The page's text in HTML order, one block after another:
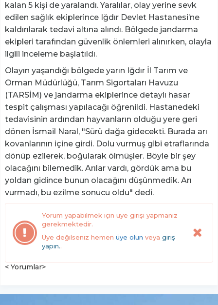
kalan 5 kişi de yaralandı. Yaralılar, olay yerine sevk
edilen sağlık ekiplerince Iğdır Devlet Hastanesi’ne
kaldırılarak tedavi altına alındı. Bölgede jandarma
ekipleri tarafından güvenlik önlemleri alınırken, olayla
ilgili inceleme başlatıldı.
Olayın yaşandığı bölgede yarın Iğdır İl Tarım ve
Orman Müdürlüğü, Tarım Sigortaları Havuzu
(TARSİM) ve jandarma ekiplerince detaylı hasar
tespit çalışması yapılacağı öğrenildi. Hastanedeki
tedavisinin ardından hayvanların olduğu yere geri
dönen İsmail Naral, "Sürü dağa gidecekti. Burada arı
kovanlarının içine girdi. Dolu vurmuş gibi etraflarında
dönüp ezilerek, boğularak ölmüşler. Böyle bir şey
olacağını bilemedik. Arılar vardı, gördük ama bu
yoldan gidince bunun olacağını düşünmedik. Arı
vurmadı, bu ezilme sonucu oldu" dedi.
Yorum yapabilmek için üye girişi yapmanız
gerekmektedir.
Üye değilseniz hemen üye olun veya giriş
yapın..
< Yorumlar>